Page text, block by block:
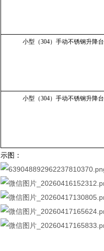
小型（304）手动不锈钢升降台
小型（304）手动不锈钢升降台
示图：